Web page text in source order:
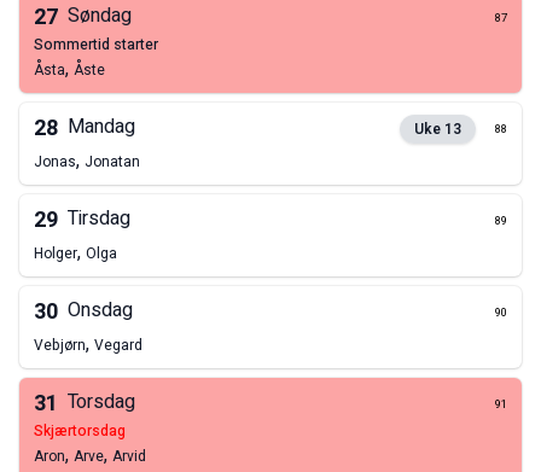
27 Søndag 87
sommertid starter
Åsta, Åste
28 Mandag Uke 13 88
Jonas, Jonatan
29 Tirsdag 89
Holger, Olga
30 Onsdag 90
Vebjørn, Vegard
31 Torsdag 91
skjærtorsdag
Aron, Arve, Arvid